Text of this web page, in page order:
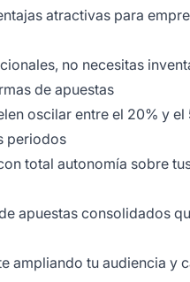
atractivas para
no necesitas
de apuestas
oscilar entre el 20% y
periodos
total autonomía sobre
apuestas consolidados
ampliando tu audiencia y